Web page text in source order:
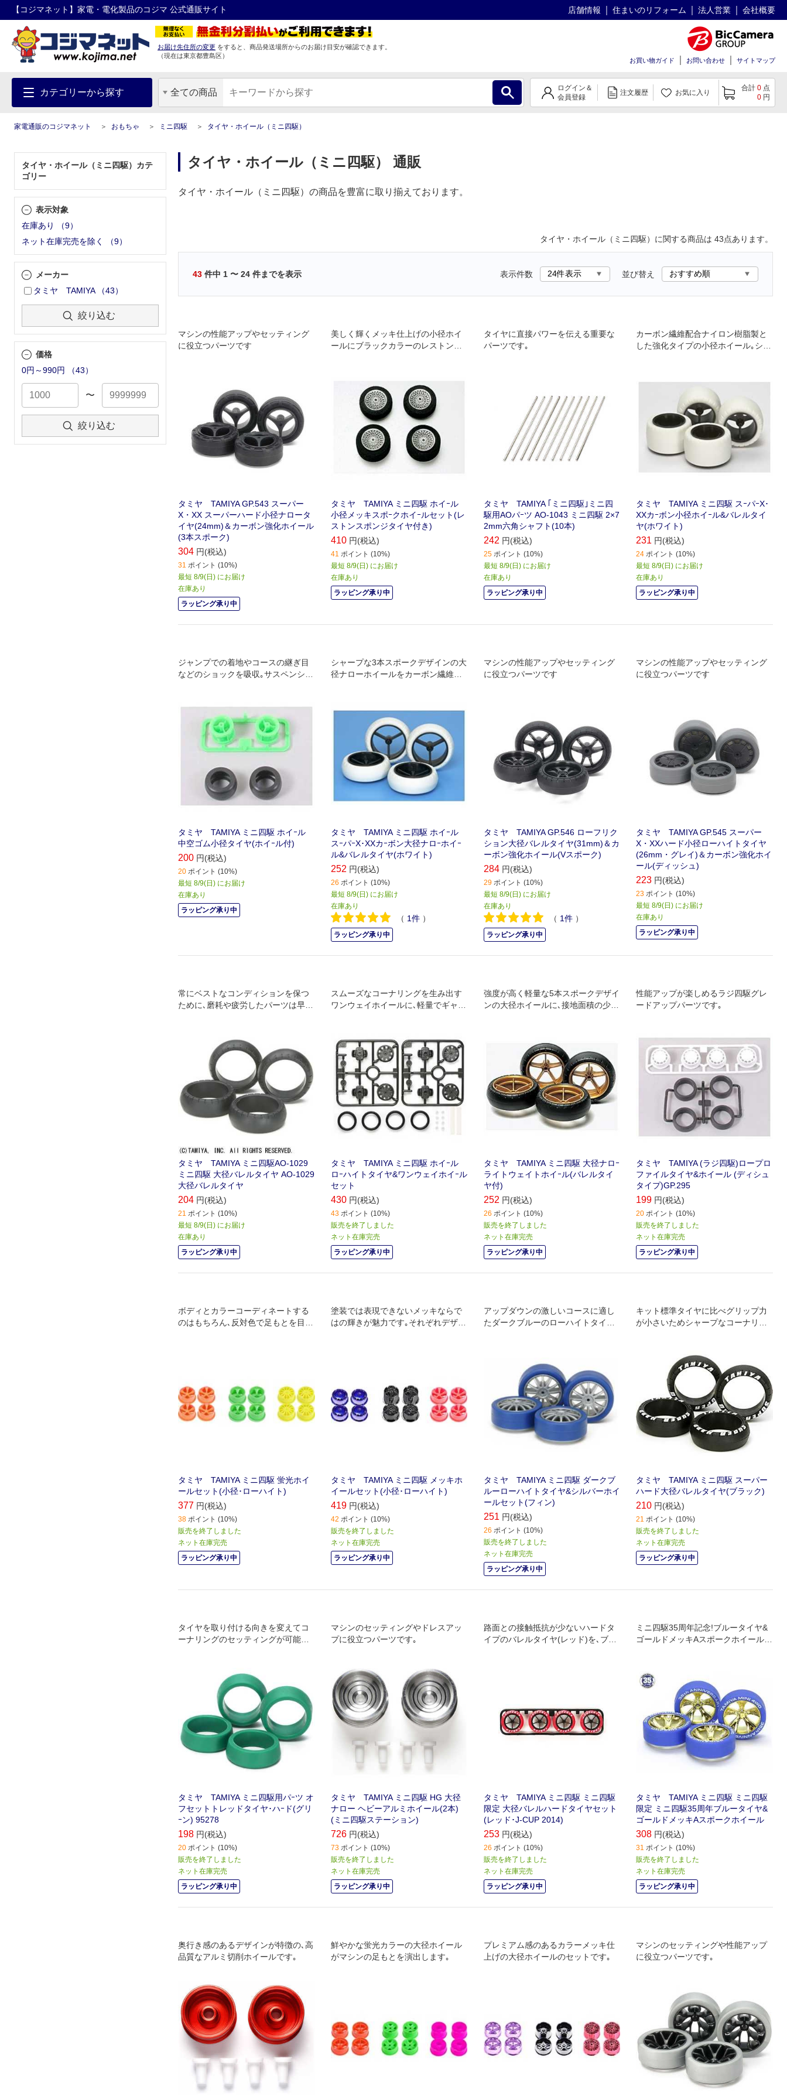
【コジマネット】家電・電化製品のコジマ 公式通販サイト 店舗情報 住まいのリフォーム 法人営業 会社概要
お届け先住所の変更 をすると、商品発送場所からのお届け目安が確認できます。
（現在は東京都豊島区）
お買い物ガイド お問い合わせ サイトマップ
カテゴリーから探す 全ての商品
ログイン＆
会員登録
注文履歴 お気に入り
合計 0 点
0 円
家電通販のコジマネット おもちゃ ミニ四駆 タイヤ・ホイール（ミニ四駆）
タイヤ・ホイール（ミニ四駆）カテ
ゴリー
表示対象
在庫あり
（9）
ネット在庫完売を除く
（9）
メーカー
タミヤ TAMIYA
（43）
絞り込む
価格
0円～990円
（43）
〜
絞り込む
タイヤ・ホイール（ミニ四駆） 通販
タイヤ・ホイール（ミニ四駆）の商品を豊富に取り揃えております。
タイヤ・ホイール（ミニ四駆） に関する商品は 43点あります。
43 件中 1 〜 24 件までを表示 表示件数 並び替え
マシンの性能アップやセッティング
に役立つパーツです
タミヤ TAMIYA GP.543 スーパー
X・XX スーパーハード小径ナロータ
イヤ(24mm)＆カーボン強化ホイール
(3本スポーク)
304 円(税込)
31 ポイント (10%)
最短 8/9(日) にお届け
在庫あり
ラッピング承り中
美しく輝くメッキ仕上げの小径ホイ
ールにブラックカラーのレストンス
タミヤ TAMIYA ミニ四駆 ホイｰル
小径メッキスポｰクホイｰルセット(レ
ストンスポンジタイヤ付き)
410 円(税込)
41 ポイント (10%)
最短 8/9(日) にお届け
在庫あり
ラッピング承り中
タイヤに直接パワーを伝える重要な
パーツです｡
タミヤ TAMIYA ｢ミニ四駆｣ミニ四
駆用AOパｰツ AO-1043 ミニ四駆 2×7
2mm六角シャフト(10本)
242 円(税込)
25 ポイント (10%)
最短 8/9(日) にお届け
在庫あり
ラッピング承り中
カーボン繊維配合ナイロン樹脂製と
した強化タイプの小径ホイール｡シャ
タミヤ TAMIYA ミニ四駆 スｰパｰX･
XXカｰボン小径ホイｰル&バレルタイ
ヤ(ホワイト)
231 円(税込)
24 ポイント (10%)
最短 8/9(日) にお届け
在庫あり
ラッピング承り中
ジャンプでの着地やコースの継ぎ目
などのショックを吸収｡サスペンショ
タミヤ TAMIYA ミニ四駆 ホイｰル
中空ゴム小径タイヤ(ホイｰル付)
200 円(税込)
20 ポイント (10%)
最短 8/9(日) にお届け
在庫あり
ラッピング承り中
シャープな3本スポークデザインの大
径ナローホイールをカーボン繊維配
タミヤ TAMIYA ミニ四駆 ホイｰル
スｰパｰX･XXカｰボン大径ナロｰホイｰ
ル&バレルタイヤ(ホワイト)
252 円(税込)
26 ポイント (10%)
最短 8/9(日) にお届け
在庫あり
（ 1件 ）
ラッピング承り中
マシンの性能アップやセッティング
に役立つパーツです
タミヤ TAMIYA GP.546 ローフリク
ション大径バレルタイヤ(31mm)＆カ
ーボン強化ホイール(Vスポーク)
284 円(税込)
29 ポイント (10%)
最短 8/9(日) にお届け
在庫あり
（ 1件 ）
ラッピング承り中
マシンの性能アップやセッティング
に役立つパーツです
タミヤ TAMIYA GP.545 スーパー
X・XXハード小径ローハイトタイヤ
(26mm・グレイ)＆カーボン強化ホイ
ール(ディッシュ)
223 円(税込)
23 ポイント (10%)
最短 8/9(日) にお届け
在庫あり
ラッピング承り中
常にベストなコンディションを保つ
ために､磨耗や疲労したパーツは早め
タミヤ TAMIYA ミニ四駆AO-1029
ミニ四駆 大径バレルタイヤ AO-1029
大径バレルタイヤ
204 円(税込)
21 ポイント (10%)
最短 8/9(日) にお届け
在庫あり
ラッピング承り中
スムーズなコーナリングを生み出す
ワンウェイホイールに､軽量でギャッ
タミヤ TAMIYA ミニ四駆 ホイｰル
ロｰハイトタイヤ&ワンウェイホイｰル
セット
430 円(税込)
43 ポイント (10%)
販売を終了しました
ネット在庫完売
ラッピング承り中
強度が高く軽量な5本スポークデザイ
ンの大径ホイールに､接地面積の少な
タミヤ TAMIYA ミニ四駆 大径ナロｰ
ライトウェイトホイｰル(バレルタイ
ヤ付)
252 円(税込)
26 ポイント (10%)
販売を終了しました
ネット在庫完売
ラッピング承り中
性能アップが楽しめるラジ四駆グレ
ードアップパーツです｡
タミヤ TAMIYA (ラジ四駆)ロープロ
ファイルタイヤ&ホイール (ディシュ
タイプ)GP.295
199 円(税込)
20 ポイント (10%)
販売を終了しました
ネット在庫完売
ラッピング承り中
ボディとカラーコーディネートする
のはもちろん､反対色で足もとを目立
タミヤ TAMIYA ミニ四駆 蛍光ホイ
ールセット(小径･ローハイト)
377 円(税込)
38 ポイント (10%)
販売を終了しました
ネット在庫完売
ラッピング承り中
塗装では表現できないメッキならで
はの輝きが魅力です｡それぞれデザイ
タミヤ TAMIYA ミニ四駆 メッキホ
イールセット(小径･ローハイト)
419 円(税込)
42 ポイント (10%)
販売を終了しました
ネット在庫完売
ラッピング承り中
アップダウンの激しいコースに適し
たダークブルーのローハイトタイヤ
ーハイトタイヤがマシンの走行安定
性を高めます｡
タミヤ TAMIYA ミニ四駆 ダークブ
ルーローハイトタイヤ&シルバーホイ
ールセット(フィン)
251 円(税込)
26 ポイント (10%)
販売を終了しました
ネット在庫完売
ラッピング承り中
キット標準タイヤに比べグリップ力
が小さいためシャープなコーナリン
タミヤ TAMIYA ミニ四駆 スーパー
ハード大径バレルタイヤ(ブラック)
210 円(税込)
21 ポイント (10%)
販売を終了しました
ネット在庫完売
ラッピング承り中
タイヤを取り付ける向きを変えてコ
ーナリングのセッティングが可能な
タミヤ TAMIYA ミニ四駆用パｰツ オ
フセットトレッドタイヤ･ハｰド(グリ
ｰン) 95278
198 円(税込)
20 ポイント (10%)
販売を終了しました
ネット在庫完売
ラッピング承り中
マシンのセッティングやドレスアッ
プに役立つパーツです｡
タミヤ TAMIYA ミニ四駆 HG 大径
ナロー ヘビーアルミホイール(2本)
(ミニ四駆ステーション)
726 円(税込)
73 ポイント (10%)
販売を終了しました
ネット在庫完売
ラッピング承り中
路面との接触抵抗が少ないハードタ
イプのバレルタイヤ(レッド)を､ブラ
タミヤ TAMIYA ミニ四駆 ミニ四駆
限定 大径バレルハードタイヤセット
(レッド･J-CUP 2014)
253 円(税込)
26 ポイント (10%)
販売を終了しました
ネット在庫完売
ラッピング承り中
ミニ四駆35周年記念!ブルータイヤ&
ゴールドメッキAスポークホイールの
タミヤ TAMIYA ミニ四駆 ミニ四駆
限定 ミニ四駆35周年ブルータイヤ&
ゴールドメッキAスポークホイール
308 円(税込)
31 ポイント (10%)
販売を終了しました
ネット在庫完売
ラッピング承り中
奥行き感のあるデザインが特徴の､高
品質なアルミ切削ホイールです｡
鮮やかな蛍光カラーの大径ホイール
がマシンの足もとを演出します｡
プレミアム感のあるカラーメッキ仕
上げの大径ホイールのセットです｡
マシンのセッティングや性能アップ
に役立つパーツです｡